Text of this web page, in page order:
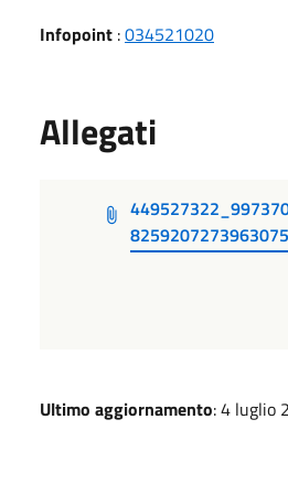
Infopoint :034521020
Allegati
Ultimo aggiornamento: 4 luglio